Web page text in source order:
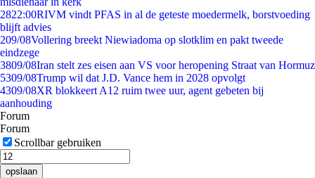
2822:00RIVM vindt PFAS in al de geteste moedermelk, borstvoeding
blijft advies
209/08Vollering breekt Niewiadoma op slotklim en pakt tweede
eindzege
3809/08Iran stelt zes eisen aan VS voor heropening Straat van Hormuz
5309/08Trump wil dat J.D. Vance hem in 2028 opvolgt
4309/08XR blokkeert A12 ruim twee uur, agent gebeten bij
aanhouding
Forum
Forum
Scrollbar gebruiken
opslaan